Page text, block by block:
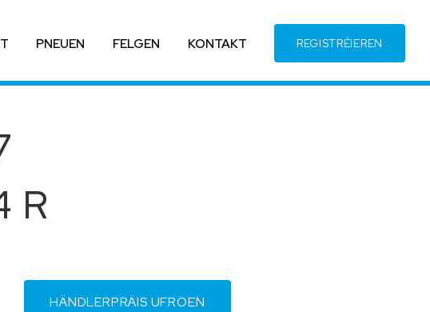
PNEUEN FELGEN KONTAKT REGISTRÉIEREN
R
HÄNDLERPRÄIS UFROEN